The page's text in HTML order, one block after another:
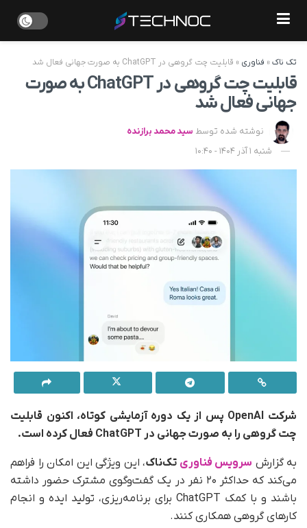
تک ناک» فناوری » قابلیت چت گروهی در ChatGPT به صورت جهانی فعال شد
قابلیت چت گروهی در ChatGPT به صورت
جهانی فعال شد
نوشته شده توسط سید محمد برازنده
شنبه 1 آذر 1404 - 10:40
شرکت OpenAI پس از یک دوره آزمایشی کوتاه، اکنون قابلیت
چت گروهی را به‌ صورت جهانی در ChatGPT فعال کرده است.
به گزارش سرویس فناوری تک‌ناک، این ویژگی این امکان را فراهم
می‌کند که حداکثر ۲۰ نفر در یک گفت‌وگوی مشترک حضور داشته
باشند و با کمک ChatGPT برای برنامه‌ریزی، تولید ایده و انجام
کارهای گروهی همکاری کنند.